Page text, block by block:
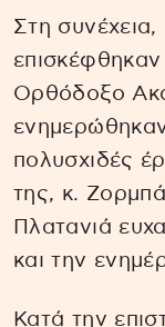
Στη συνέχεια,
Ορθόδοξο
πολυσχιδές
της, κ.
Πλατανιά
και την
Κατά την